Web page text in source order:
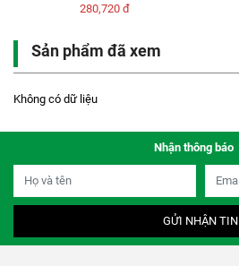
280,720 đ
Sản phẩm đã xem
Không có dữ liệu
Nhận thông báo
GỬI NHẬN TIN